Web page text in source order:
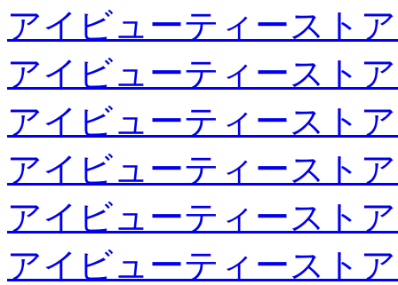
アイビューティースト
アイビューティースト
アイビューティースト
アイビューティースト
アイビューティースト
アイビューティースト